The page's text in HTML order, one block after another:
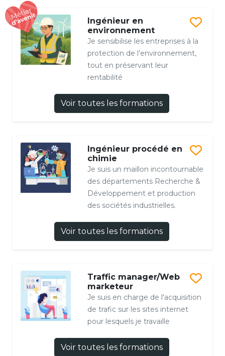
Ingénieur en
environnement
Je sensibilise les entreprises à la
protection de l’environnement,
tout en préservant leur
rentabilité
Voir toutes les formations
Ingénieur procédé en
chimie
Je suis un maillon incontournable
des départements Recherche &
Développement et production
des sociétés industrielles.
Voir toutes les formations
Traffic manager/Web
marketeur
Je suis en charge de l'acquisition
de trafic sur les sites internet
pour lesquels je travaille
Voir toutes les formations